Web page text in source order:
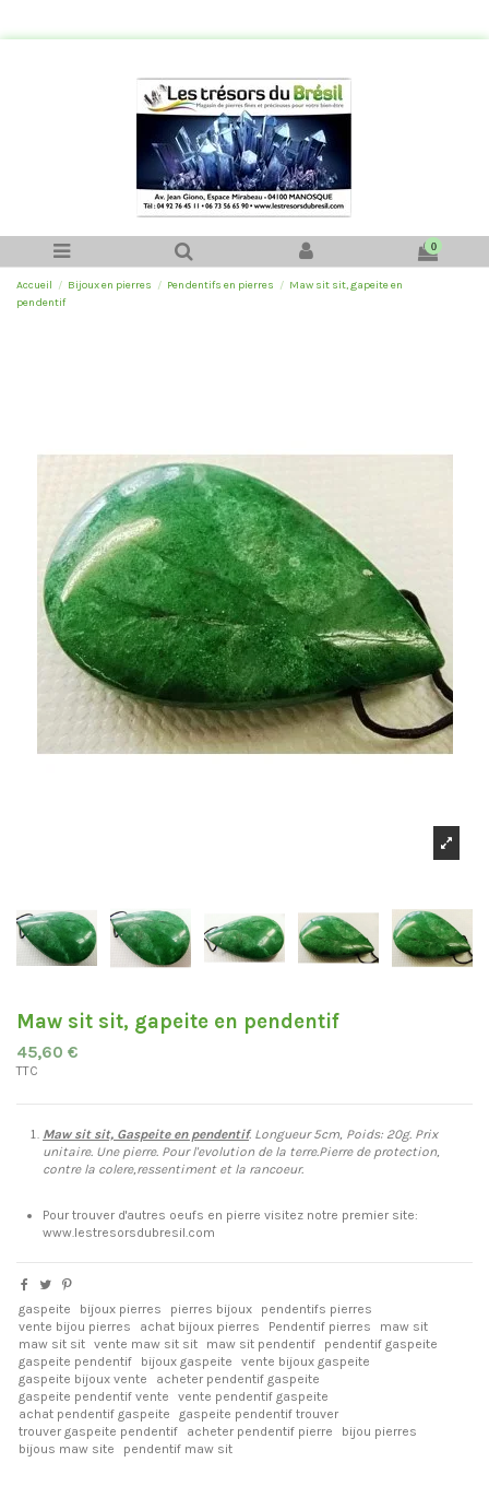
0
Accueil Bijoux en pierres Pendentifs en pierres
Maw sit sit, gapeite en
pendentif
Maw sit sit, gapeite en pendentif
45,60 €
TTC
Maw sit sit, Gaspeite en pendentif. Longueur 5cm, Poids: 20g. Prix
unitaire. Une pierre. Pour l'evolution de la terre.Pierre de protection,
contre la colere,ressentiment et la rancoeur.
Pour trouver d'autres oeufs en pierre visitez notre premier site:
www.lestresorsdubresil.com
gaspeite bijoux pierres pierres bijoux
pendentifs pierres
vente bijou pierres
achat bijoux pierres Pendentif pierres
maw sit
maw sit sit vente maw sit sit maw sit pendentif
pendentif gaspeite
gaspeite pendentif
bijoux gaspeite
vente bijoux gaspeite
gaspeite bijoux vente
acheter pendentif gaspeite
gaspeite pendentif vente
vente pendentif gaspeite
achat pendentif gaspeite
gaspeite pendentif trouver
trouver gaspeite pendentif
acheter pendentif pierre
bijou pierres
bijous maw site
pendentif maw sit